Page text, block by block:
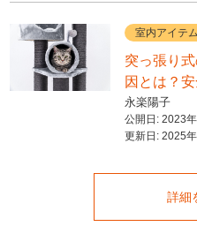
室内アイテム
突っ張り
因とは？
永楽陽子
公開日: 2023
更新日: 2025
詳細